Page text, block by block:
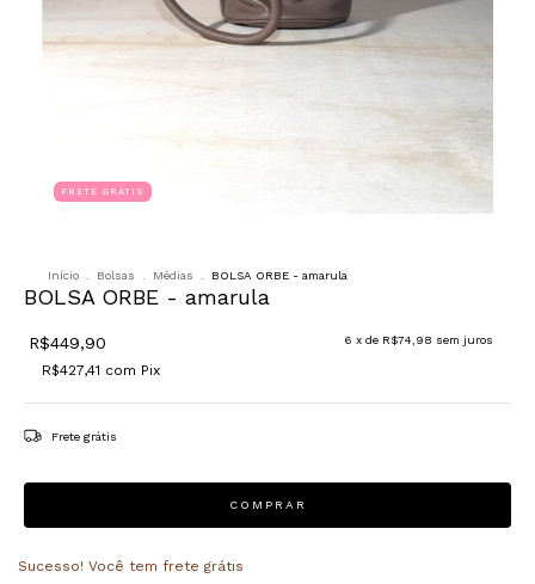
FRETE GRÁTIS
Início Bolsas Médias BOLSA ORBE - amarula
BOLSA ORBE - amarula
R$449,90 6 x de R$74,98 sem juros
R$427,41 com Pix
Frete grátis
Sucesso! Você tem frete grátis